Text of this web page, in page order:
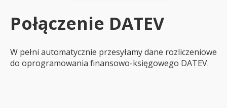
Połączenie DATEV
W pełni automatycznie przesyłamy dane rozliczeniowe
do oprogramowania finansowo-księgowego DATEV.